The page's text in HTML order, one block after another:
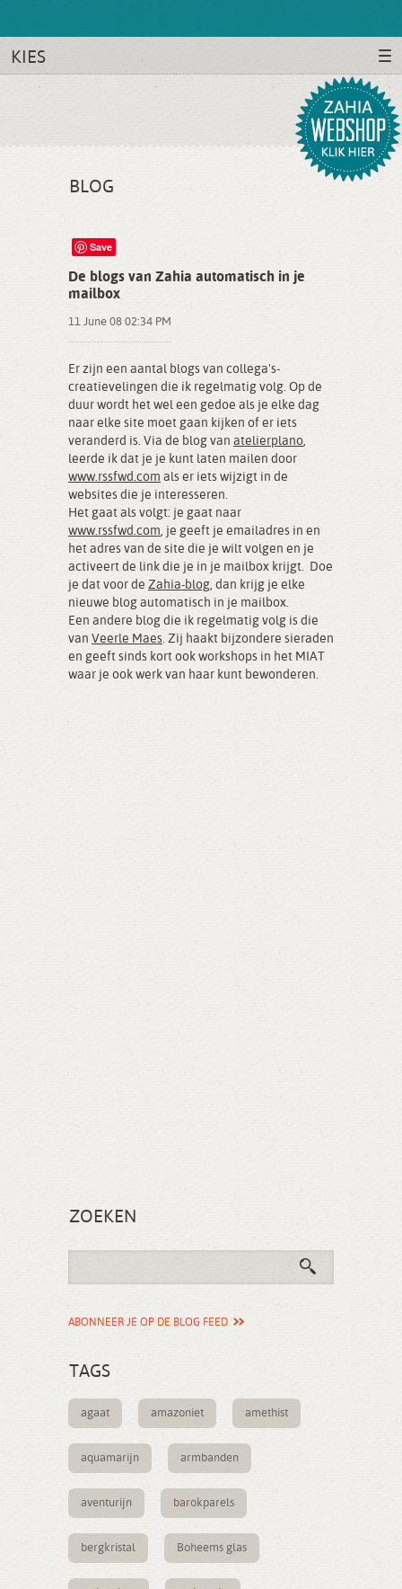
KIES
BLOG
Save
De blogs van Zahia automatisch in je
mailbox
11 June 08 02:34 PM
Er zijn een aantal blogs van collega's-
creatievelingen die ik regelmatig volg. Op de
duur wordt het wel een gedoe als je elke dag
naar elke site moet gaan kijken of er iets
veranderd is. Via de blog van atelierplano,
leerde ik dat je je kunt laten mailen door
www.rssfwd.com als er iets wijzigt in de
websites die je interesseren.
Het gaat als volgt: je gaat naar
www.rssfwd.com, je geeft je emailadres in en
het adres van de site die je wilt volgen en je
activeert de link die je in je mailbox krijgt. Doe
je dat voor de Zahia-blog, dan krijg je elke
nieuwe blog automatisch in je mailbox.
Een andere blog die ik regelmatig volg is die
van Veerle Maes. Zij haakt bijzondere sieraden
en geeft sinds kort ook workshops in het MIAT
waar je ook werk van haar kunt bewonderen.
ZOEKEN
ABONNEER JE OP DE BLOG FEED
TAGS
agaat amazoniet amethist
aquamarijn armbanden
aventurijn barokparels
bergkristal Boheems glas